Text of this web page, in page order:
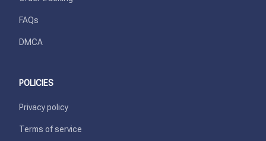
FAQs
DMCA
POLICIES
Privacy policy
Terms of service